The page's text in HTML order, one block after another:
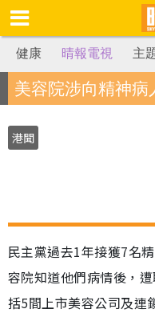
健康 晴報電視 主
美容院涉向精神病
港聞
民主黨過去1年接獲7名
容院知道他們病情後，
括5間上市美容公司及連